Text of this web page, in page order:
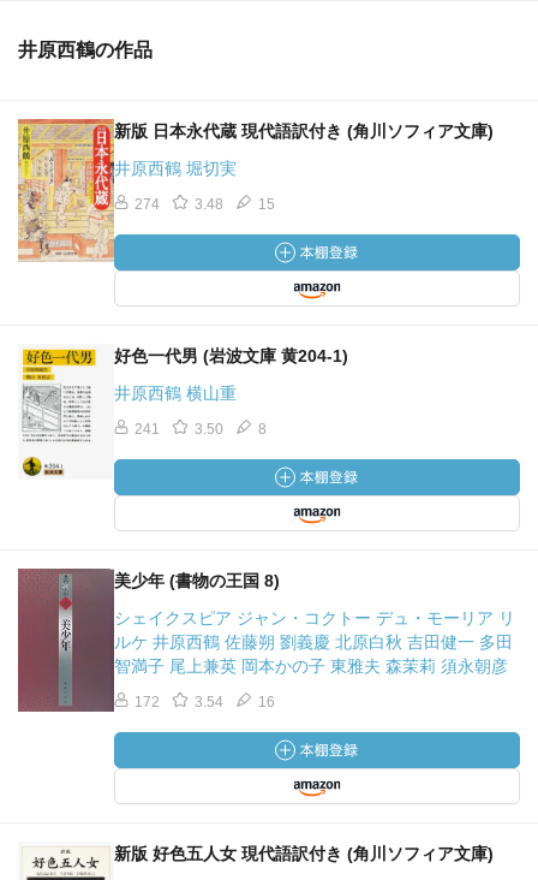
井原西鶴の作品
新版 日本永代蔵 現代語訳付き (角川ソフィア文庫)
井原西鶴 堀切実
274 3.48 15
好色一代男 (岩波文庫 黄204-1)
井原西鶴 横山重
241 3.50 8
美少年 (書物の王国 8)
シェイクスピア ジャン・コクトー デュ・モーリア リ
ルケ 井原西鶴 佐藤朔 劉義慶 北原白秋 吉田健一 多田
智満子 尾上兼英 岡本かの子 東雅夫 森茉莉 須永朝彦
172 3.54 16
新版 好色五人女 現代語訳付き (角川ソフィア文庫)